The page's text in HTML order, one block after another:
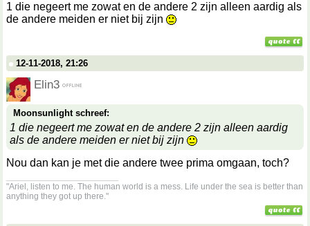
1 die negeert me zowat en de andere 2 zijn alleen aardig als
de andere meiden er niet bij zijn
12-11-2018, 21:26
Elin3
Moonsunlight schreef:
1 die negeert me zowat en de andere 2 zijn alleen aardig
als de andere meiden er niet bij zijn
Nou dan kan je met die andere twee prima omgaan, toch?
"Ariel, listen to me. The human world is a mess. Life under the sea is better than
anything they got up there."